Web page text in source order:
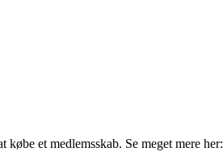
et medlemsskab. Se meget mere her: